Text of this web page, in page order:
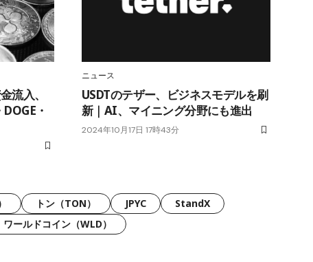
流入、
・
ニュース
USDTのテザー、ビジネスモデルを刷
新｜AI、マイニング分野にも進出
2024年10月17日 17時43分
トン（TON） JPYC
StandX
ワールドコイン（WLD）